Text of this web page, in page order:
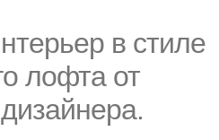
в стиле
лофта от